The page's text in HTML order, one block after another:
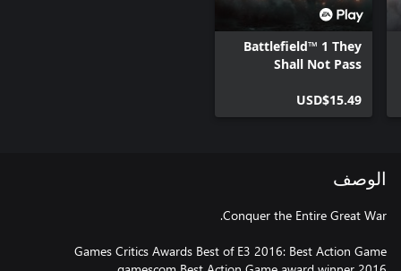
Battlefield™ 1 They
Shall Not Pass
USD$15.49
الوصف